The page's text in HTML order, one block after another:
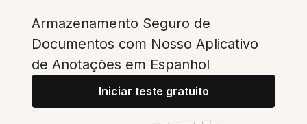
Armazenamento Seguro de
Documentos com Nosso Aplicativo
de Anotações em Espanhol
Iniciar teste gratuito